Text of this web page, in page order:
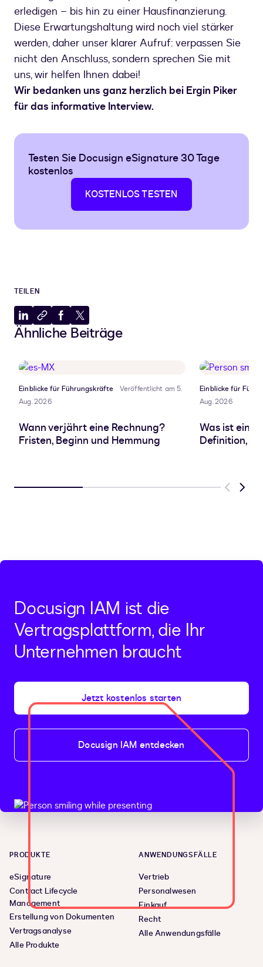
erledigen – bis hin zu einer Hausfinanzierung.
Diese Erwartungshaltung wird noch viel stärker
werden, daher unser klarer Aufruf: verpassen Sie
nicht den Anschluss, sondern sprechen Sie mit
uns, wir helfen Ihnen dabei!
Wir bedanken uns ganz herzlich bei Ergin Piker
für das informative Interview.
Testen Sie Docusign eSignature 30 Tage
kostenlos
KOSTENLOS TESTEN
TEILEN
Auf
LinkedIn
In
Zwischenablage
Auf
Facebook
Auf
X
Ähnliche Beiträge
Einblicke für Führungskräfte
Veröffentlicht am 5.
Aug. 2026
Wann verjährt eine Rechnung?
Fristen, Beginn und Hemmung
Einblicke für
Aug. 2026
Was ist eine
Definition,
Previous
Next
Docusign IAM ist die
Vertragsplattform, die Ihr
Unternehmen braucht
Jetzt kostenlos starten
Docusign IAM entdecken
PRODUKTE
eSignature
Contract Lifecycle
Management
Erstellung von Dokumenten
Vertragsanalyse
Alle Produkte
ANWENDUNGSFÄLLE
Vertrieb
Personalwesen
Einkauf
Recht
Alle Anwendungsfälle